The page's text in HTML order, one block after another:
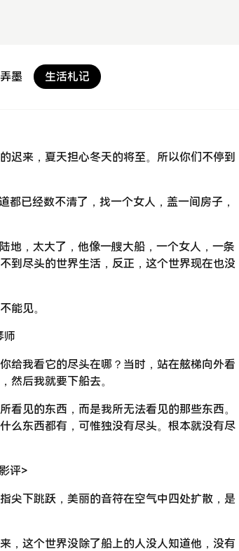
墨 生活札记
迟来，夏天担心冬天的将至。所以你们不停到
都已经数不清了，找一个女人，盖一间房子，
地，太大了，他像一艘大船，一个女人，一条
到尽头的世界生活，反正，这个世界现在也没
能见。
给我看它的尽头在哪？当时，站在舷梯向外看
然后我就要下船去。
看见的东西，而是我所无法看见的那些东西。
么东西都有，可惟独没有尽头。根本就没有尽
评>
尖下跳跃，美丽的音符在空气中四处扩散，是
，这个世界没除了船上的人没人知道他，没有